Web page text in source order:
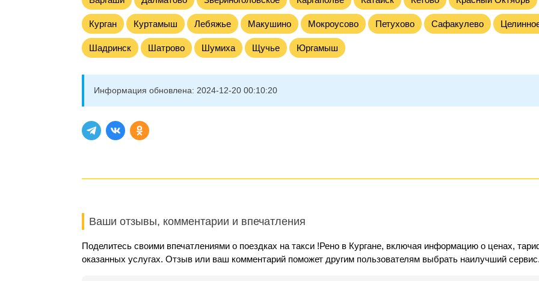
Курган Куртамыш Лебяжье Макушино Мокроусово Петухово Сафакулево
Шадринск Шатрово Шумиха Щучье Юргамыш
Информация обновлена: 2024-12-20 00:10:20
Ваши отзывы, комментарии и впечатления
Поделитесь своими впечатлениями о поездках на такси !Рено в Кургане, включая информацию о ценах,
оказанных услугах. Отзыв или ваш комментарий поможет другим пользователям выбрать наилучший